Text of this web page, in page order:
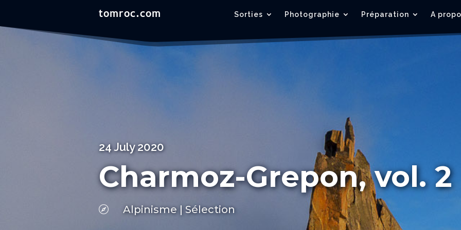
Sorties Photographie Préparation A
24 July 2020
Charmoz-Grepon, vol. 2
 Alpinisme| Sélection